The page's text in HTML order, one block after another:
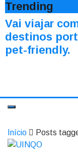
Trending
Vai viajar
destinos
pet-friendly.
Início Posts